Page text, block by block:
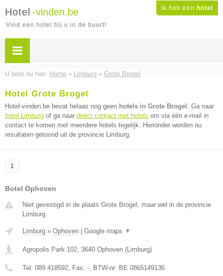
Ik heb een hotel
Hotel -vinden.be
Vind een hotel bij u in de buurt!
U bent nu hier: Home » Limburg » Grote Brogel
Hotel Grote Brogel
Hotel-vinden.be bevat helaas nog geen hotels in Grote Brogel . Ga naar
hotel Limburg of ga naar direct contact met hotels om via één e-mail in
contact te komen met meerdere hotels tegelijk. Hieronder worden nu
resultaten getoond uit de provincie Limburg.
1
Botel Ophoven
Niet gevestigd in de plaats Grote Brogel, maar wel in de provincie
Limburg.
Limburg » Ophoven Google maps ▼
Agropolis Park 102, 3640 Ophoven (Limburg)
Tel: 089 418592, Fax: -, BTW-nr: BE 0865149136